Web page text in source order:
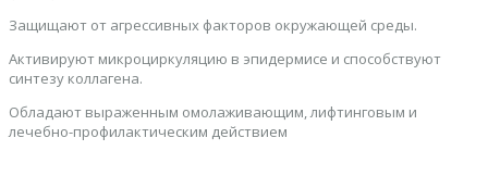
Защищают от агрессивных факторов окружающей среды.
Активируют микроциркуляцию в эпидермисе и способствуют
синтезу коллагена.
Обладают выраженным омолаживающим, лифтинговым и
лечебно-профилактическим действием